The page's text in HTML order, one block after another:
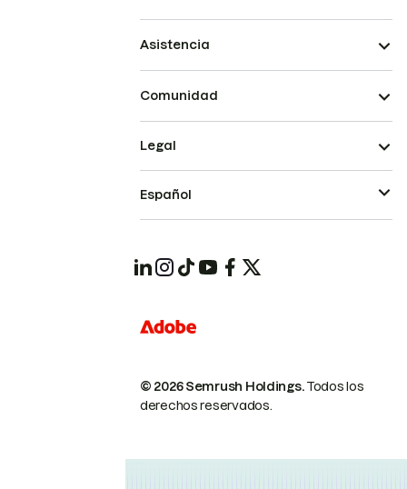
Asistencia
Comunidad
© 2026 Semrush Holdings.Todos los
derechos reservados.
Legal
Español